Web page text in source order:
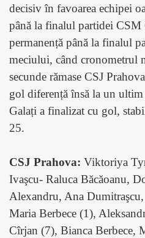
decisiv în favoarea echipei
până la finalul partidei CSM
permanență până la finalul
meciului, când cronometrul
secunde rămase CSJ
gol diferență însă la un
Galați a finalizat cu gol,
25.
CSJ Prahova: Viktoriya
Ivaşcu- Raluca Băcăoanu,
Alexandru, Ana
Maria Berbece (1),
Cîrjan (7), Bianca Berbece,